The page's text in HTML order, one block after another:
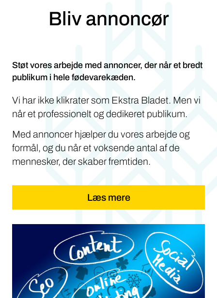
Bliv annoncør
Støt vores arbejde med annoncer, der når et bredt
publikum i hele fødevarekæden.
Vi har ikke klikrater som Ekstra Bladet. Men vi
når et professionelt og dedikeret publikum.
Med annoncer hjælper du vores arbejde og
formål, og du når et voksende antal af de
mennesker, der skaber fremtiden.
Læs mere